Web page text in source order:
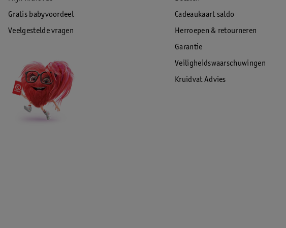
Gratis babyvoordeel
Veelgestelde vragen
Cadeaukaart saldo
Herroepen & retourneren
Garantie
Veiligheidswaarschuwingen
Kruidvat Advies